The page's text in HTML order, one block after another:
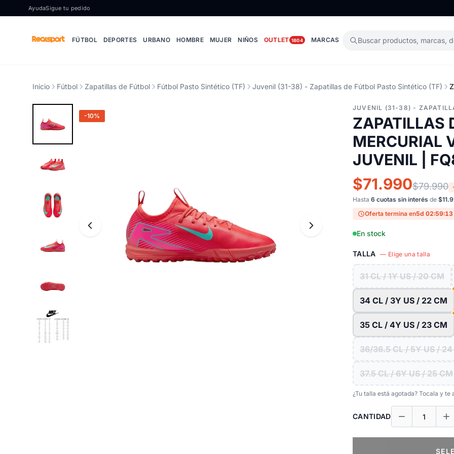
Ir al contenido
AyudaSigue tu pedido
FÚTBOL DEPORTES URBANO HOMBRE MUJER NIÑOS OUTLET 1804 MARCAS Buscar productos, marcas,
Inicio Fútbol Zapatillas de Fútbol Fútbol Pasto Sintético (TF) Juvenil (31-38) - Zapatillas de Fútbol Pasto Sintético (TF)
-10%
JUVENIL (31-38) -
ZAPATILLAS
MERCURIAL
JUVENIL |
$71.990$79.990
Hasta 6 cuotas sin interés de
Oferta termina en5d 02:59:13
En stock
TALLA — Elige una talla
31 CL / 1Y US / 20 CM
34 CL / 3Y US / 22 CM
35 CL / 4Y US / 23 CM
36/36.5 CL / 5Y US /
37.5 CL / 6Y US / 25 CM
¿Tu talla está agotada? Tocala y
CANTIDAD